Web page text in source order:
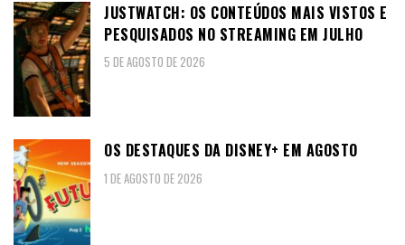
JUSTWATCH: OS CONTEÚDOS MAIS VISTOS E
PESQUISADOS NO STREAMING EM JULHO
5 DE AGOSTO DE 2026
OS DESTAQUES DA DISNEY+ EM AGOSTO
1 DE AGOSTO DE 2026